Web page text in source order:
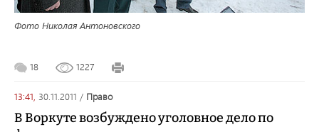
Фото Николая Антоновского
18 1227
13:41, 30.11.2011 / право
В Воркуте возбуждено уголовное дело по